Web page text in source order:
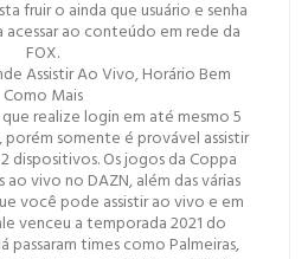
fruir o ainda que usuário e senha
acessar ao conteúdo em rede da
FOX.
Assistir Ao Vivo, Horário Bem
Como Mais
realize login em até mesmo 5
somente é provável assistir
dispositivos. Os jogos da Coppa
vivo no DAZN, além das várias
você pode assistir ao vivo e em
venceu a temporada 2021 do
passaram times como Palmeiras,